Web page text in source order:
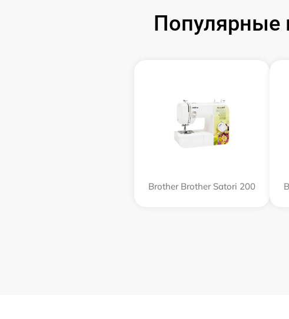
Brother Brother Satori 200